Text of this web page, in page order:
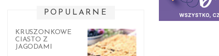
POPULARNE
KRUSZONKOWE
CIASTO Z
JAGODAMI